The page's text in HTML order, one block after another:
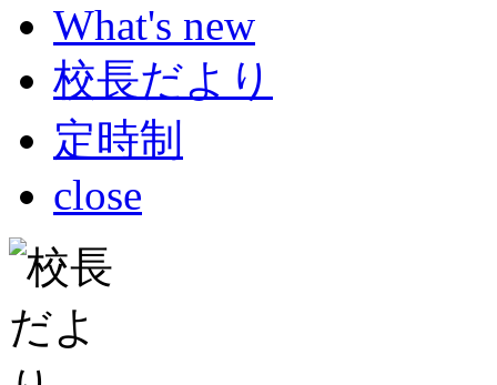
What's new
校長だより
定時制
close